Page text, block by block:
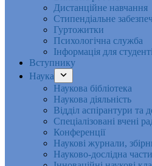
Дистанційне навчання
Стипендіальне
Гуртожитки
Психологічна служба
Інформація для
Вступнику
Наука
Наукова бібліотека
Наукова діяльність
Відділ аспірантури та
Спеціалізовані вчені
Конференції
Наукові журнали,
Науково-дослідна